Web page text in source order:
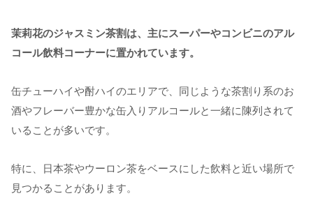
茉莉花のジャスミン茶割は、主にスーパーやコンビニのアル
コール飲料コーナーに置かれています。
缶チューハイや酎ハイのエリアで、同じような茶割り系のお
酒やフレーバー豊かな缶入りアルコールと一緒に陳列されて
いることが多いです。
特に、日本茶やウーロン茶をベースにした飲料と近い場所で
見つかることがあります。